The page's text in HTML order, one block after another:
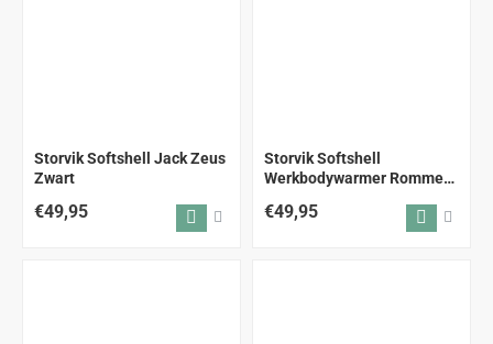
Storvik Softshell Jack Zeus
Zwart
€49,95
Storvik Softshell
Werkbodywarmer Romme
€49,95